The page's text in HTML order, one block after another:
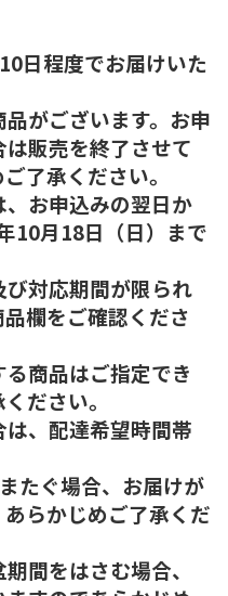
日程度でお届けいた
がございます。お申
販売を終了させて
了承ください。
お申込みの翌日か
10月18日（日）まで
対応期間が限られ
欄をご確認くださ
商品はご指定でき
ださい。
、配達希望時間帯
たぐ場合、お届けが
らかじめご了承くだ
間をはさむ場合、